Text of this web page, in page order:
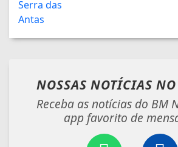
NOSSAS NOTÍCIAS NO
Receba as notícias do BM
app favorito de